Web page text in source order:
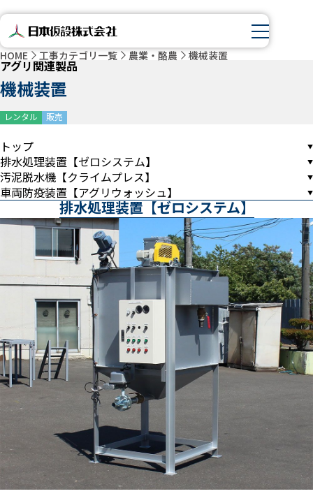
HOME 工事カテゴリ一覧 農業・酪農 機械装置
アグリ関連製品
機械装置
レンタル 販売
トップ
排水処理装置【ゼロシステム】
汚泥脱水機【クライムプレス】
車両防疫装置【アグリウォッシュ】
排水処理装置【ゼロシステム】